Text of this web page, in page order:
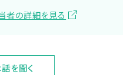
者の詳細を見る
を聞く